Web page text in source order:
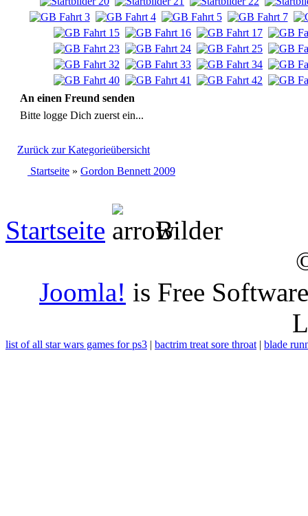
An einen Freund senden
Bitte logge Dich zuerst ein...
Zurück zur Kategorieübersicht
Startseite » Gordon Bennett 2009
Startseite
Bilder
Joomla! is Free
list of all star wars games for ps3 | bactrim treat sore throat | blade